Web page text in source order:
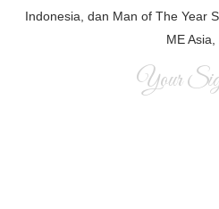
Indonesia, dan Man of The Year
ME Asia,
Your